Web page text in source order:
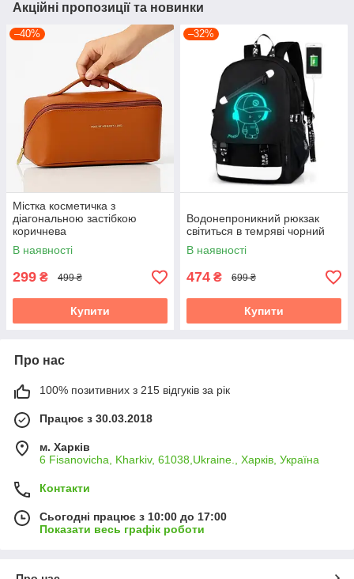
Акційні пропозиції та новинки
–40%
Містка косметичка з
діагональною застібкою
коричнева
В наявності
299 ₴ 499 ₴
Купити
–32%
Водонепроникний рюкзак
світиться в темряві чорний
В наявності
474 ₴ 699 ₴
Купити
Про нас
100% позитивних з 215 відгуків за рік
Працює з 30.03.2018
м. Харків
6 Fisanovicha, Kharkiv, 61038,Ukraine., Харків, Україна
Контакти
Сьогодні працює з 10:00 до 17:00
Показати весь графік роботи